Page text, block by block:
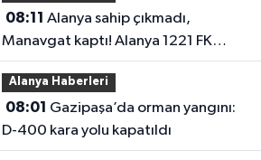
08:11
Manavgat kaptı! Alanya 1221 FK
tarihe karışıyor
Alanya Haberleri
08:01
D-400 kara yolu kapatıldı